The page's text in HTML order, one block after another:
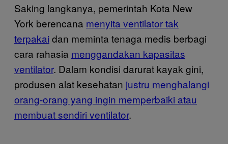
Saking langkanya, pemerintah Kota New
York berencana menyita ventilator tak
terpakai dan meminta tenaga medis berbagi
cara rahasia menggandakan kapasitas
ventilator. Dalam kondisi darurat kayak gini,
produsen alat kesehatan justru menghalangi
orang-orang yang ingin memperbaiki atau
membuat sendiri ventilator.